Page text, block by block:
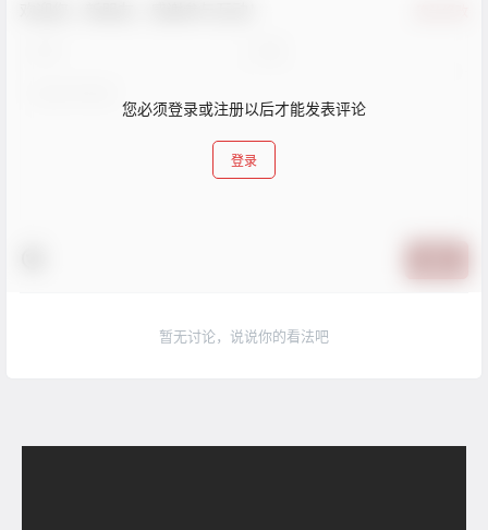
您必须登录或注册以后才能发表评论
登录
暂无讨论，说说你的看法吧